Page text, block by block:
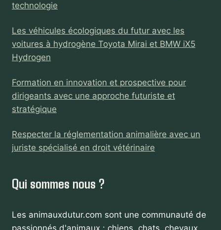
technologie
Les véhicules écologiques du futur avec les
voitures à hydrogène Toyota Mirai et BMW iX5
Hydrogen
Formation en innovation et prospective pour
dirigeants avec une approche futuriste et
stratégique
Respecter la réglementation animalière avec un
juriste spécialisé en droit vétérinaire
Qui sommes nous ?
Les animauxdutur.com sont une communauté de
passionnés d'animaux : chiens, chats, chevaux,